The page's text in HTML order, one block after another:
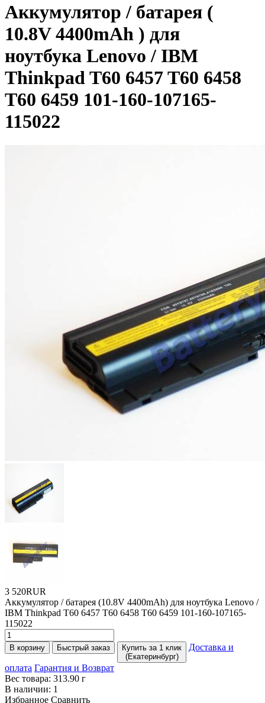
Аккумулятор / батарея (
10.8V 4400mAh ) для
ноутбука Lenovo / IBM
Thinkpad T60 6457 T60 6458
T60 6459 101-160-107165-
115022
3 520RUR
Аккумулятор / батарея (10.8V 4400mAh) для ноутбука Lenovo /
IBM Thinkpad T60 6457 T60 6458 T60 6459 101-160-107165-
115022
В корзину Быстрый заказ
Купить за 1 клик
(Екатеринбург)
Доставка и
оплата Гарантия и Возврат
Вес товара: 313.90 г
В наличии: 1
Избранное Сравнить